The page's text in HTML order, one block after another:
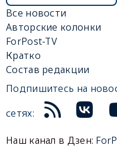
Все новости
Авторские колонки
ForPost-TV
Кратко
Состав редакции
Подпишитесь на
сетях:
Наш канал в Дзен: